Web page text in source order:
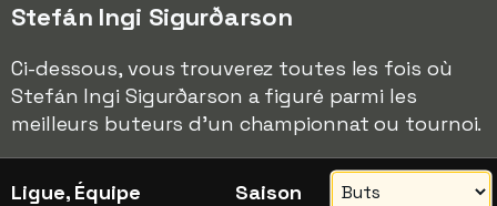
Stefán Ingi Sigurðarson
Ci-dessous, vous trouverez toutes les fois où
Stefán Ingi Sigurðarson a figuré parmi les
meilleurs buteurs d'un championnat ou tournoi.
Ligue, Équipe Saison